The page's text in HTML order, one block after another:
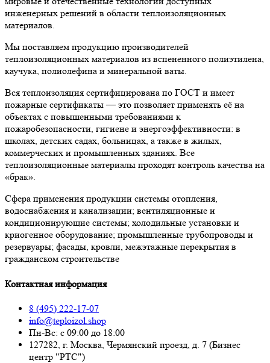
инженерных решений в области теплоизоляционных
материалов.
Мы поставляем продукцию производителей
теплоизоляционных материалов из вспененного полиэтилена,
каучука, полиолефина и минеральной ваты.
Вся теплоизоляция сертифицирована по ГОСТ и имеет
пожарные сертификаты — это позволяет применять её на
объектах с повышенными требованиями к
пожаробезопасности, гигиене и энергоэффективности: в
школах, детских садах, больницах, а также в жилых,
коммерческих и промышленных зданиях. Все
теплоизоляционные материалы проходят контроль качества на
«брак».
Сфера применения продукции системы отопления,
водоснабжения и канализации; вентиляционные и
кондиционирующие системы; холодильные установки и
криогенное оборудование; промышленные трубопроводы и
резервуары; фасады, кровли, межэтажные перекрытия в
гражданском строительстве
Контактная информация
8 (495) 222-17-07
info@teploizol.shop
Пн-Вс: с 09:00 до 18:00
127282, г. Москва, Чермянский проезд, д. 7 (Бизнес
центр "РТС")